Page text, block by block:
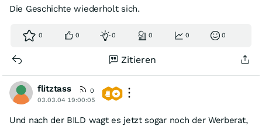
Die Geschichte wiederholt sich.
0 0 0 0 0 0
Zitieren
flitztass
0
03.03.04 19:00:05
Und nach der BILD wagt es jetzt sogar noch der Werberat,